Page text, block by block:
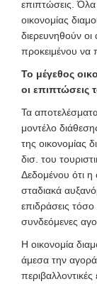
επιπτώσεις. Όλα
οικονομίας
διερευνηθούν οι
προκειμένου να
Το μέγεθος
οι επιπτώσεις
Τα αποτελέσματα
μοντέλο
της οικονομίας
δισ. του
Δεδομένου ότι η
σταδιακά
επιδράσεις
συνδεόμενες
Η οικονομία
άμεσα την